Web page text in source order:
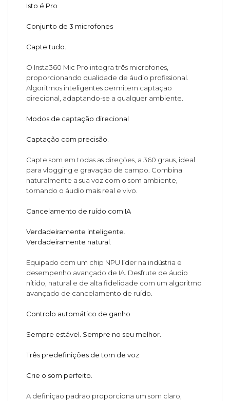
Isto é Pro
Conjunto de 3 microfones
Capte tudo.
O Insta360 Mic Pro integra três microfones,
proporcionando qualidade de áudio profissional.
Algoritmos inteligentes permitem captação
direcional, adaptando-se a qualquer ambiente.
Modos de captação direcional
Captação com precisão.
Capte som em todas as direções, a 360 graus, ideal
para vlogging e gravação de campo. Combina
naturalmente a sua voz com o som ambiente,
tornando o áudio mais real e vivo.
Cancelamento de ruído com IA
Verdadeiramente inteligente.
Verdadeiramente natural.
Equipado com um chip NPU líder na indústria e
desempenho avançado de IA. Desfrute de áudio
nítido, natural e de alta fidelidade com um algoritmo
avançado de cancelamento de ruído.
Controlo automático de ganho
Sempre estável. Sempre no seu melhor.
Três predefinições de tom de voz
Crie o som perfeito.
A definição padrão proporciona um som claro,